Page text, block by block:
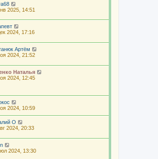
2025, 14:51
2024, 17:16
Артём
2024, 21:52
Наталья
2024, 12:45
2024, 10:59
О
2024, 20:33
2024, 13:30